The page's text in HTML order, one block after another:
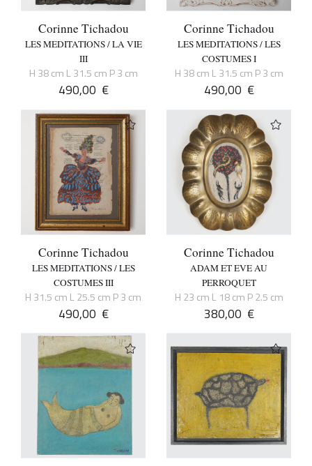
Corinne Tichadou
LES MEDITATIONS / LA VIE
III
H 38 cm L 31.5 cm P 3 cm
490,00 €
Corinne Tichadou
LES MEDITATIONS / LES
COSTUMES I
H 38 cm L 31.5 cm P 3 cm
490,00 €
Corinne Tichadou
LES MEDITATIONS / LES
COSTUMES III
H 31.5 cm L 25.5 cm P 3 cm
490,00 €
Corinne Tichadou
ADAM ET EVE AU
PERROQUET
H 23 cm L 18 cm P 2.5 cm
380,00 €